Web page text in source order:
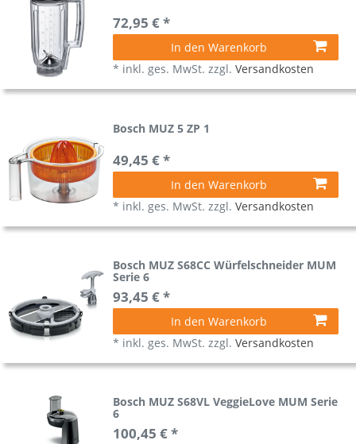
72,95 € *
In den Warenkorb
* inkl. ges. MwSt. zzgl.Versandkosten
Bosch MUZ 5 ZP 1
49,45 € *
In den Warenkorb
* inkl. ges. MwSt. zzgl.Versandkosten
Bosch MUZ S68CC Würfelschneider MUM
Serie 6
93,45 € *
In den Warenkorb
* inkl. ges. MwSt. zzgl.Versandkosten
Bosch MUZ S68VL VeggieLove MUM Serie
6
100,45 € *